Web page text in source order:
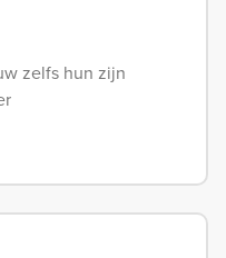
zelfs hun zijn